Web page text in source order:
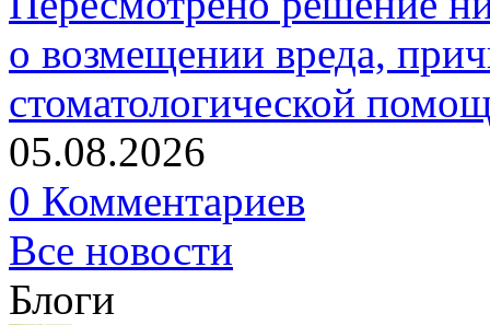
о возмещении вреда,
стоматологической
05.08.2026
0 Комментариев
Все новости
Блоги